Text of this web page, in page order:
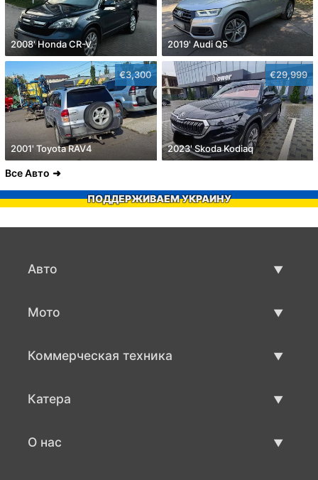
2008' Honda CR-V 2019' Audi Q5
€3,300
2001' Toyota RAV4
€29,999
2023' Skoda Kodiaq
Все Авто
ПОДДЕРЖИВАЕМ УКРАИНУ
Авто
Мото
Коммерческая техника
Катера
О нас